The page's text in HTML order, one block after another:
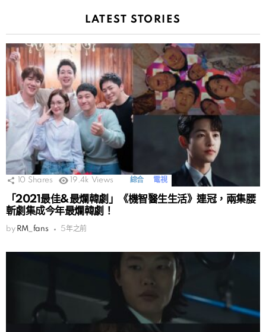
LATEST STORIES
10 Shares 19.4k Views 綜合 電視
「2021最佳&最爛韓劇」《機智醫生生活》連冠，兩集腰
斬劇集成今年最爛韓劇！
by RM_fans 5年之前